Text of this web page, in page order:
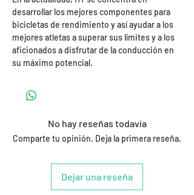
desarrollar los mejores componentes para
bicicletas de rendimiento y así ayudar a los
mejores atletas a superar sus límites y a los
aficionados a disfrutar de la conducción en
su máximo potencial.
No hay reseñas todavía
Comparte tu opinión. Deja la primera reseña.
Dejar una reseña